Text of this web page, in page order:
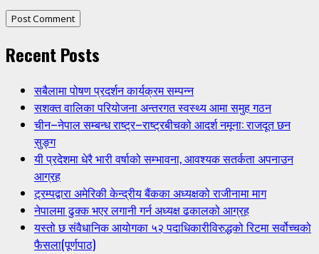
Recent Posts
सबैलामा पोषण प्रदर्शन कार्यक्रम सम्पन्न
सशक्त वालिका परियोजना अन्तरगत स्वस्थ्य आमा समुह गठन
चीन–नेपाल सम्बन्ध राष्ट्र–राष्ट्रबीचको आदर्श नमूना: राजदूत छन
सुङ्ग
यी प्रदेशमा धेरै भारी वर्षाको सम्भावना, आवश्यक सतर्कता अपनाउन
आग्रह
ट्रम्पद्वारा अमेरिकी केन्द्रीय बैंकका अध्यक्षको राजीनामा माग
नेपालमा ढुक्क भएर लगानी गर्न अध्यक्ष ढकालको आग्रह
यस्तो छ संवैधानिक आयोगका ५२ पदाधिकारीविरुद्धको रिटमा सर्वोच्चको
फैसला(पूर्णपाठ)